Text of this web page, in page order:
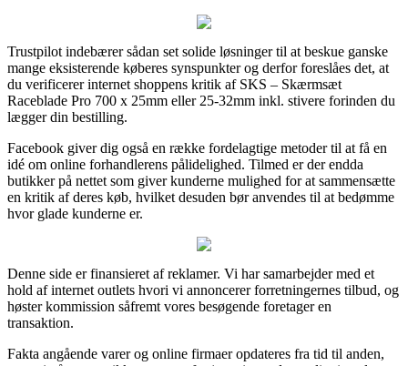
Trustpilot indebærer sådan set solide løsninger til at beskue ganske
mange eksisterende køberes synspunkter og derfor foreslåes det, at
du verificerer internet shoppens kritik af SKS – Skærmsæt
Raceblade Pro 700 x 25mm eller 25-32mm inkl. stivere forinden du
lægger din bestilling.
Facebook giver dig også en række fordelagtige metoder til at få en
idé om online forhandlerens pålidelighed. Tilmed er der endda
butikker på nettet som giver kunderne mulighed for at sammensætte
en kritik af deres køb, hvilket desuden bør anvendes til at bedømme
hvor glade kunderne er.
Denne side er finansieret af reklamer. Vi har samarbejder med et
hold af internet outlets hvori vi annoncerer forretningernes tilbud, og
høster kommission såfremt vores besøgende foretager en
transaktion.
Fakta angående varer og online firmaer opdateres fra tid til anden,